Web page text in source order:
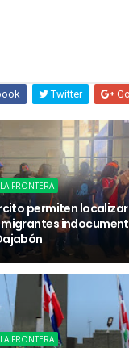
Twitter
FRONTERA
permiten
FRONTERA